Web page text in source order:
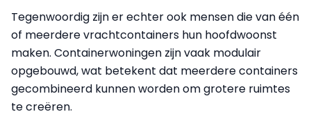
Tegenwoordig zijn er echter ook mensen die van één
of meerdere vrachtcontainers hun hoofdwoonst
maken. Containerwoningen zijn vaak modulair
opgebouwd, wat betekent dat meerdere containers
gecombineerd kunnen worden om grotere ruimtes
te creëren.